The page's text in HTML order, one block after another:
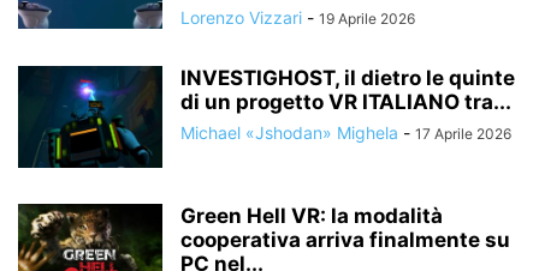
Lorenzo Vizzari - 19 Aprile 2026
INVESTIGHOST, il dietro le quinte
di un progetto VR ITALIANO tra...
Michael «Jshodan» Mighela - 17 Aprile 2026
Green Hell VR: la modalità
cooperativa arriva finalmente su
PC nel...